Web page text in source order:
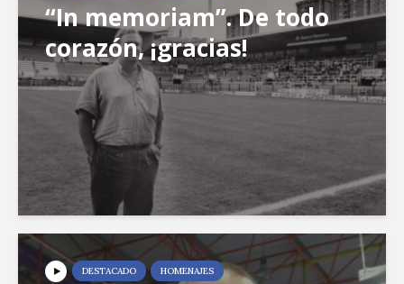
“In memoriam”. De todo
corazón, ¡gracias!
DESTACADO HOMENAJES